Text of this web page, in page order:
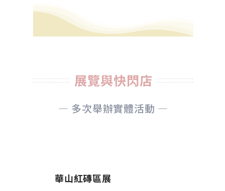
展覽與快閃店
— 多次舉辦實體活動 —
華山紅磚區展